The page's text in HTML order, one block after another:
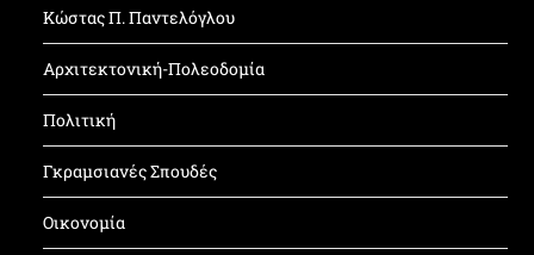
Κώστας Π. Παντελόγλου
Αρχιτεκτονική-Πολεοδομία
Πολιτική
Γκραμσιανές Σπουδές
Οικονομία